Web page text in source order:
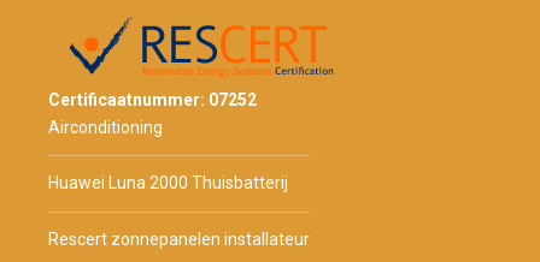
Certificaatnummer: 07252
Airconditioning
Huawei Luna 2000 Thuisbatterij
Rescert zonnepanelen installateur